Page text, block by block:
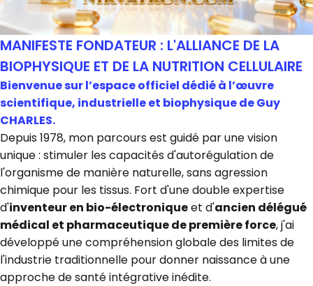
MANIFESTE FONDATEUR : L'ALLIANCE DE LA
BIOPHYSIQUE ET DE LA NUTRITION CELLULAIRE
Bienvenue sur l’espace officiel dédié à l’œuvre
scientifique, industrielle et biophysique de Guy
CHARLES.
Depuis 1978, mon parcours est guidé par une vision
unique : stimuler les capacités d'autorégulation de
l'organisme de manière naturelle, sans agression
chimique pour les tissus. Fort d'une double expertise
d'inventeur en bio-électroniqueet d'ancien délégué
médical et pharmaceutique de première force, j'ai
développé une compréhension globale des limites de
l'industrie traditionnelle pour donner naissance à une
approche de santé intégrative inédite.